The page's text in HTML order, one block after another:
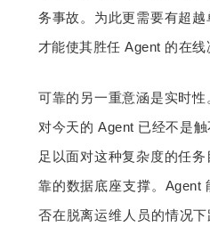
务事故。为此更需要有超越
才能使其胜任 Agent 的在线
可靠的另一重意涵是实时
对今天的 Agent 已经不是
足以面对这种复杂度的任
靠的数据底座支撑。Agent
否在脱离运维人员的情况